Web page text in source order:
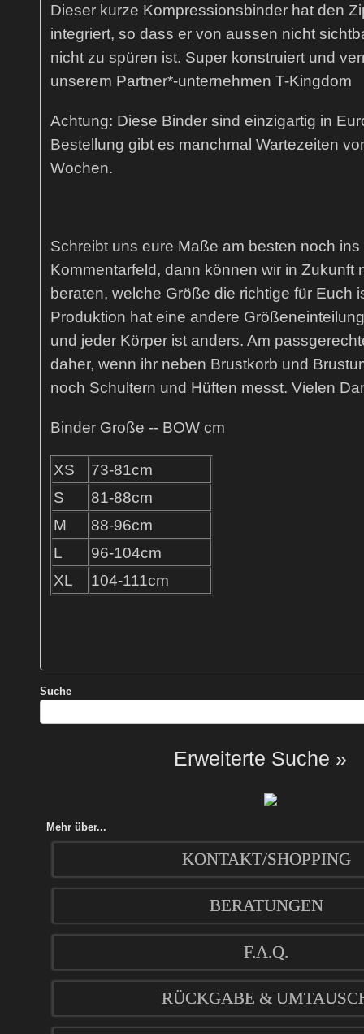
Dieser kurze Kompressionsbinder hat den
integriert, so dass er von aussen nicht
nicht zu spüren ist. Super konstruiert und
unserem Partner*-unternehmen T-Kingdom
Achtung: Diese Binder sind einzigartig in
Bestellung gibt es manchmal Wartezeiten
Wochen.
Schreibt uns eure Maße am besten noch ins
Kommentarfeld, dann können wir in Zukunft
beraten, welche Größe die richtige für Euch
Produktion hat eine andere
und jeder Körper ist anders. Am
daher, wenn ihr neben Brustkorb und
noch Schultern und Hüften messt. Vielen
Binder Große -- BOW cm
XS
73-81cm
S
81-88cm
M
88-96cm
L
96-104cm
XL
104-111cm
Suche
Erweiterte Suche »
Mehr über...
KONTAKT/SHOPPING
BERATUNGEN
F.A.Q.
RÜCKGABE &